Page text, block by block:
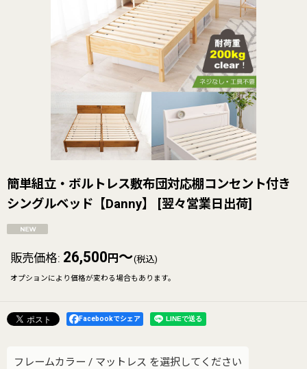
簡単組立・ボルトレス敷布団対応棚コンセント付き
シングルベッド【Danny】
[翌々営業日出荷]
販売価格: 26,500 円 ～(税込)
オプションにより価格が変わる場合もあります。
Facebookでシェア
フレームカラー / マットレス を選択してください